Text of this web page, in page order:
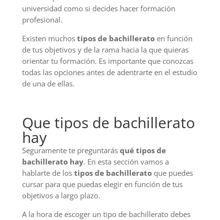
universidad como si decides hacer formación
profesional.
Existen muchos tipos de bachilleratoen función
de tus objetivos y de la rama hacia la que quieras
orientar tu formación. Es importante que conozcas
todas las opciones antes de adentrarte en el estudio
de una de ellas.
Que tipos de bachillerato
hay
Seguramente te preguntarás qué tipos de
bachillerato hay. En esta sección vamos a
hablarte de los tipos de bachilleratoque puedes
cursar para que puedas elegir en función de tus
objetivos a largo plazo.
A la hora de escoger un tipo de bachillerato debes